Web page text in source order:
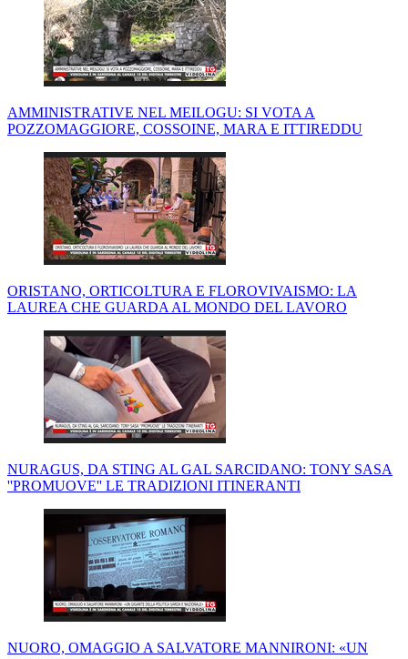
AMMINISTRATIVE NEL MEILOGU: SI VOTA A
POZZOMAGGIORE, COSSOINE, MARA E ITTIREDDU
ORISTANO, ORTICOLTURA E FLOROVIVAISMO: LA
LAUREA CHE GUARDA AL MONDO DEL LAVORO
NURAGUS, DA STING AL GAL SARCIDANO: TONY SASA
''PROMUOVE'' LE TRADIZIONI ITINERANTI
NUORO, OMAGGIO A SALVATORE MANNIRONI: «UN